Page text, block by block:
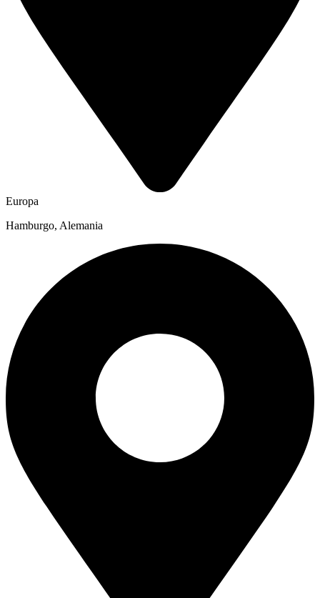
Europa
Hamburgo, Alemania